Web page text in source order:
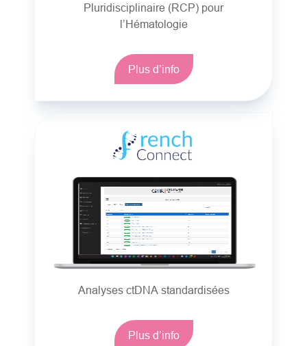
Pluridisciplinaire (RCP) pour
l’Hématologie
Plus d’info
Analyses ctDNA standardisées
Plus d’info